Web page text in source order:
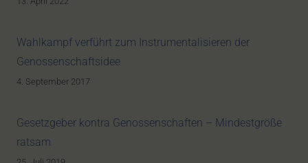
Wahlkampf verführt zum Instrumentalisieren der
Genossenschaftsidee
4. September 2017
Gesetzgeber kontra Genossenschaften – Mindestgröße
ratsam